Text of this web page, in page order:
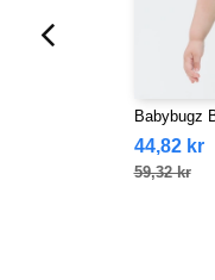
Babybugz
44,82 kr
59,32 kr